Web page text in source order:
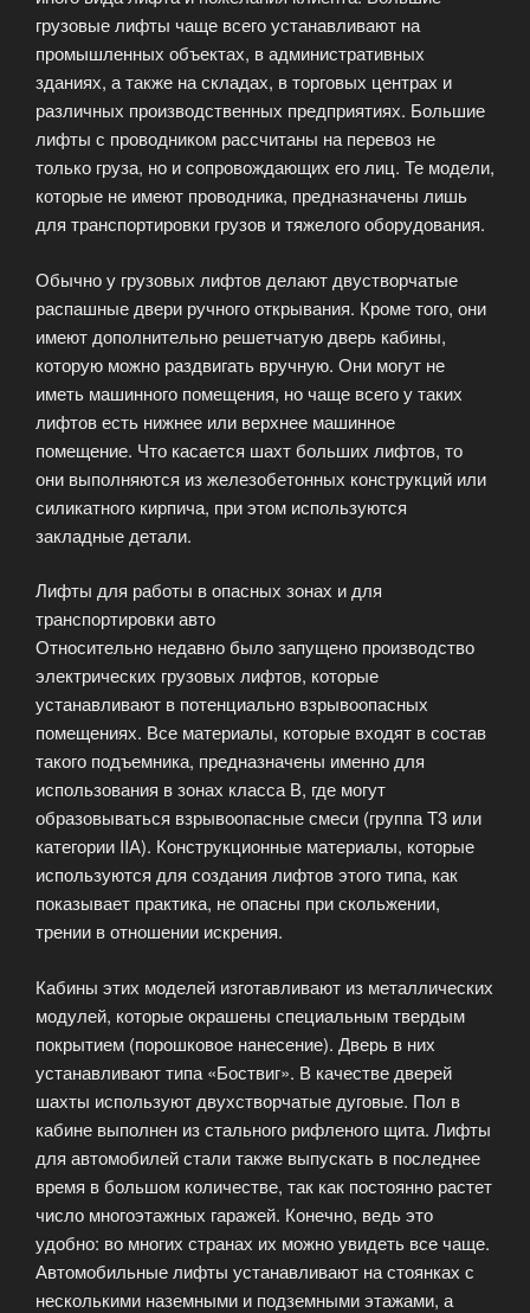
грузовые лифты чаще всего устанавливают на
промышленных объектах, в административных
зданиях, а также на складах, в торговых центрах и
различных производственных предприятиях. Большие
лифты с проводником рассчитаны на перевоз не
только груза, но и сопровождающих его лиц. Те модели,
которые не имеют проводника, предназначены лишь
для транспортировки грузов и тяжелого оборудования.
Обычно у грузовых лифтов делают двустворчатые
распашные двери ручного открывания. Кроме того, они
имеют дополнительно решетчатую дверь кабины,
которую можно раздвигать вручную. Они могут не
иметь машинного помещения, но чаще всего у таких
лифтов есть нижнее или верхнее машинное
помещение. Что касается шахт больших лифтов, то
они выполняются из железобетонных конструкций или
силикатного кирпича, при этом используются
закладные детали.
Лифты для работы в опасных зонах и для
транспортировки авто
Относительно недавно было запущено производство
электрических грузовых лифтов, которые
устанавливают в потенциально взрывоопасных
помещениях. Все материалы, которые входят в состав
такого подъемника, предназначены именно для
использования в зонах класса В, где могут
образовываться взрывоопасные смеси (группа Т3 или
категории IIА). Конструкционные материалы, которые
используются для создания лифтов этого типа, как
показывает практика, не опасны при скольжении,
трении в отношении искрения.
Кабины этих моделей изготавливают из металлических
модулей, которые окрашены специальным твердым
покрытием (порошковое нанесение). Дверь в них
устанавливают типа «Боствиг». В качестве дверей
шахты используют двухстворчатые дуговые. Пол в
кабине выполнен из стального рифленого щита. Лифты
для автомобилей стали также выпускать в последнее
время в большом количестве, так как постоянно растет
число многоэтажных гаражей. Конечно, ведь это
удобно: во многих странах их можно увидеть все чаще.
Автомобильные лифты устанавливают на стоянках с
несколькими наземными и подземными этажами, а